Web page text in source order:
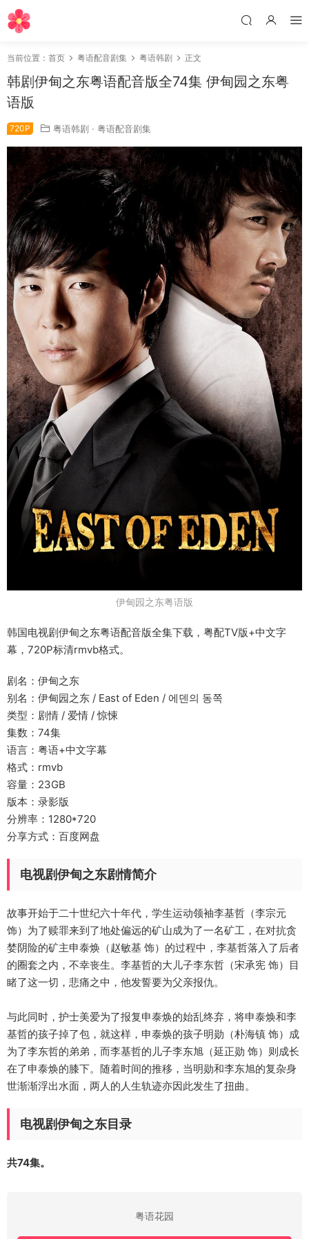
当前位置： 首页 粤语配音剧集 粤语韩剧 正文
韩剧伊甸之东粤语配音版全74集 伊甸园之东粤
语版
720P 粤语韩剧 · 粤语配音剧集
伊甸园之东粤语版
韩国电视剧伊甸之东粤语配音版全集下载，粤配TV版+中文字
幕，720P标清rmvb格式。
剧名：伊甸之东
别名：伊甸园之东 / East of Eden / 에덴의 동쪽
类型：剧情 / 爱情 / 惊悚
集数：74集
语言：粤语+中文字幕
格式：rmvb
容量：23GB
版本：录影版
分辨率：1280*720
分享方式：百度网盘
电视剧伊甸之东剧情简介
故事开始于二十世纪六十年代，学生运动领袖李基哲（李宗元
饰）为了赎罪来到了地处偏远的矿山成为了一名矿工，在对抗贪
婪阴险的矿主申泰焕（赵敏基 饰）的过程中，李基哲落入了后者
的圈套之内，不幸丧生。李基哲的大儿子李东哲（宋承宪 饰）目
睹了这一切，悲痛之中，他发誓要为父亲报仇。
与此同时，护士美爱为了报复申泰焕的始乱终弃，将申泰焕和李
基哲的孩子掉了包，就这样，申泰焕的孩子明勋（朴海镇 饰）成
为了李东哲的弟弟，而李基哲的儿子李东旭（延正勋 饰）则成长
在了申泰焕的膝下。随着时间的推移，当明勋和李东旭的复杂身
世渐渐浮出水面，两人的人生轨迹亦因此发生了扭曲。
电视剧伊甸之东目录
共74集。
粤语花园